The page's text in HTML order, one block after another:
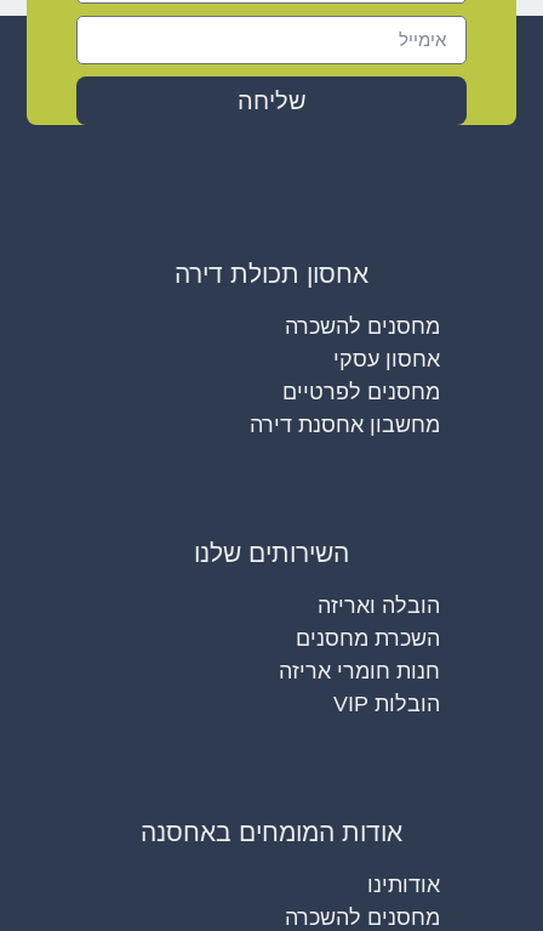
שליחה
אחסון תכולת דירה
מחסנים להשכרה
אחסון עסקי
מחסנים לפרטיים
מחשבון אחסנת דירה
השירותים שלנו
הובלה ואריזה
השכרת מחסנים
חנות חומרי אריזה
הובלות VIP
אודות המומחים באחסנה
אודותינו
מחסנים להשכרה